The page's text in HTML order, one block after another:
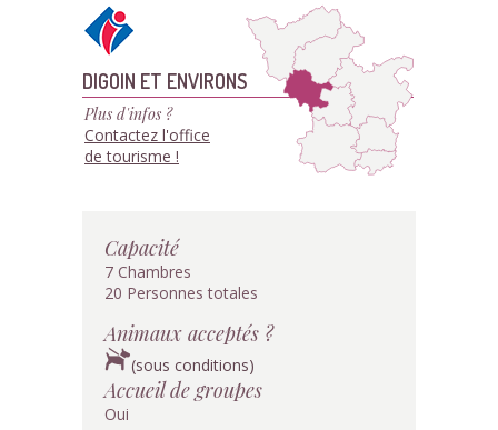
DIGOIN ET ENVIRONS
Plus d'infos ?
Contactez l'office
de tourisme !
Capacité
7 Chambres
20 Personnes totales
Animaux acceptés ?
(sous conditions)
Accueil de groupes
Oui